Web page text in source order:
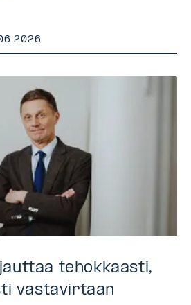
tehokkaasti,
vastavirtaan